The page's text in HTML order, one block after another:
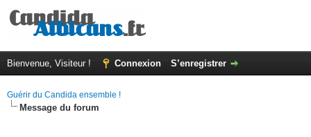
Bienvenue, Visiteur ! Connexion S’enregistrer
Guérir du Candida ensemble !
Message du forum